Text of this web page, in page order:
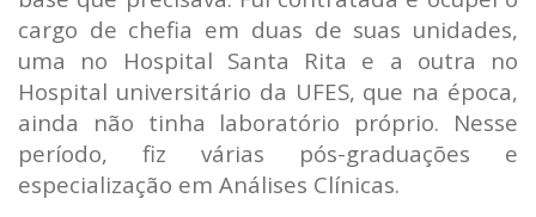
cargo de chefia em duas de suas unidades,
uma no Hospital Santa Rita e a outra no
Hospital universitário da UFES, que na época,
ainda não tinha laboratório próprio. Nesse
período, fiz várias pós-graduações e
especialização em Análises Clínicas.